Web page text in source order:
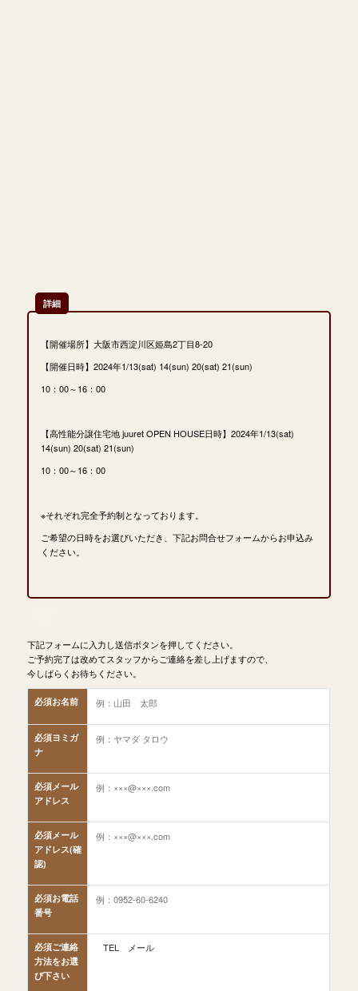
詳細
【開催場所】大阪市西淀川区姫島2丁目8-20
【開催日時】2024年1/13(sat) 14(sun) 20(sat) 21(sun)
10：00～16：00
【高性能分譲住宅地 juuret OPEN HOUSE日時】2024年1/13(sat)
14(sun) 20(sat) 21(sun)
10：00～16：00
※それぞれ完全予約制となっております。
ご希望の日時をお選びいただき、下記お問合せフォームからお申込み
ください。
下記フォームに入力し送信ボタンを押してください。
ご予約完了は改めてスタッフからご連絡を差し上げますので、
今しばらくお待ちください。
必須お名前
必須ヨミガ
ナ
必須メール
アドレス
必須メール
アドレス(確
認)
必須お電話
番号
必須ご連絡
方法をお選
び下さい
TEL メール